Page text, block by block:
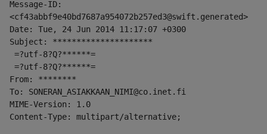
Message-ID:
<cf43abbf9e40bd7687a954072b257ed3@swift.generated>
Date: Tue, 24 Jun 2014 11:17:07 +0300
Subject: *********************
=?utf-8?Q?******=
=?utf-8?Q?******=
From: ********
To: SONERAN_ASIAKKAAN_NIMI@co.inet.fi
MIME-Version: 1.0
Content-Type: multipart/alternative;